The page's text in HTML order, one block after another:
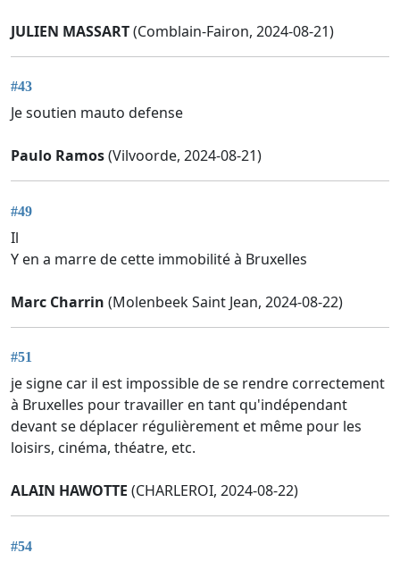
JULIEN MASSART(Comblain-Fairon, 2024-08-21)
#43
Je soutien mauto defense
Paulo Ramos(Vilvoorde, 2024-08-21)
#49
Il
Y en a marre de cette immobilité à Bruxelles
Marc Charrin (Molenbeek Saint Jean, 2024-08-22)
#51
je signe car il est impossible de se rendre correctement
à Bruxelles pour travailler en tant qu'indépendant
devant se déplacer régulièrement et même pour les
loisirs, cinéma, théatre, etc.
ALAIN HAWOTTE (CHARLEROI, 2024-08-22)
#54